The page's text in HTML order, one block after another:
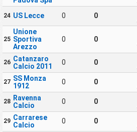
24 US Lecce 0 0
25
Unione
Sportiva
Arezzo
0 0
26 Catanzaro
Calcio 2011
0 0
27 SS Monza
1912
0 0
28 Ravenna
Calcio
0 0
29 Carrarese
Calcio
0 0